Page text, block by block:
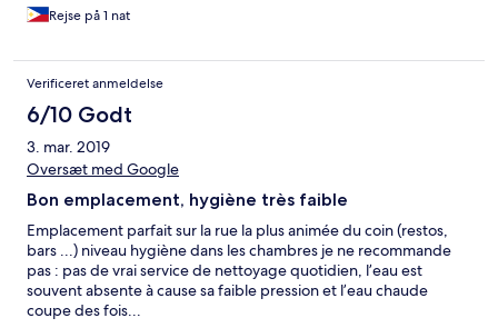
Rejse på 1 nat
Verificeret anmeldelse
6/10 Godt
3. mar. 2019
Oversæt med Google
Bon emplacement, hygiène très faible
Emplacement parfait sur la rue la plus animée du coin (restos,
bars ...) niveau hygiène dans les chambres je ne recommande
pas : pas de vrai service de nettoyage quotidien, l’eau est
souvent absente à cause sa faible pression et l’eau chaude
coupe des fois...